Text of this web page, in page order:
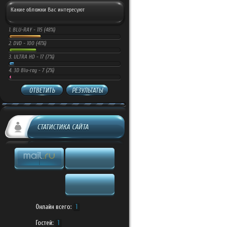
Какие обложки Вас интересуют
1. BLU-RAY - 115 (48%)
2. DVD - 100 (41%)
3. ULTRA HD - 17 (7%)
4. 3D Blu-ray - 7 (2%)
ОТВЕТИТЬ РЕЗУЛЬТАТЫ
СТАТИСТИКА САЙТА
Онлайн всего: 1
Гостей: 1